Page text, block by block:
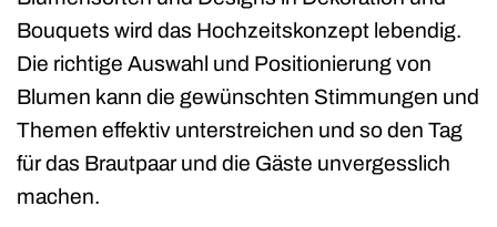
Bouquets wird das Hochzeitskonzept lebendig.
Die richtige Auswahl und Positionierung von
Blumen kann die gewünschten Stimmungen und
Themen effektiv unterstreichen und so den Tag
für das Brautpaar und die Gäste unvergesslich
machen.